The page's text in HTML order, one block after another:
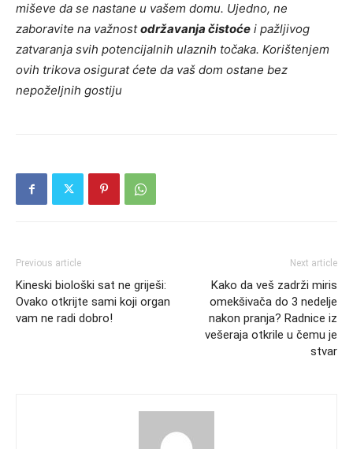
miševe da se nastane u vašem domu. Ujedno, ne
zaboravite na važnostodržavanja čistoće i pažljivog
zatvaranja svih potencijalnih ulaznih točaka. Korištenjem
ovih trikova osigurat ćete da vaš dom ostane bez
nepoželjnih gostiju
Previous article
Kineski biološki sat ne griješi:
Ovako otkrijte sami koji organ
vam ne radi dobro!
Next article
Kako da veš zadrži miris
omekšivača do 3 nedelje
nakon pranja? Radnice iz
vešeraja otkrile u čemu je
stvar